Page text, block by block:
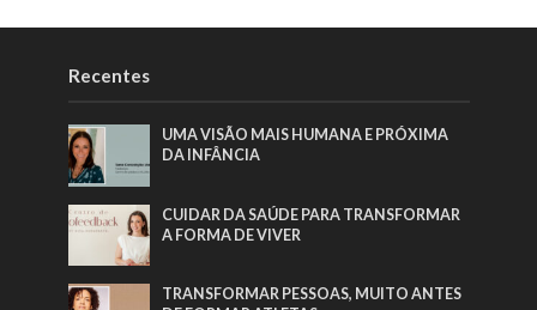
Recentes
UMA VISÃO MAIS HUMANA E PRÓXIMA
DA INFÂNCIA
CUIDAR DA SAÚDE PARA TRANSFORMAR
A FORMA DE VIVER
TRANSFORMAR PESSOAS, MUITO ANTES